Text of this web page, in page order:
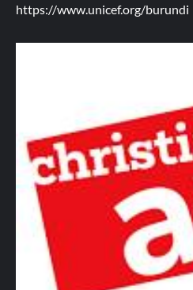
https://www.unicef.org/burundi